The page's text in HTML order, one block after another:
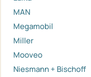
MAN
Megamobil
Miller
Mooveo
Niesmann + Bischoff